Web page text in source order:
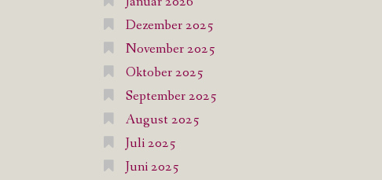
Dezember 2025
November 2025
Oktober 2025
September 2025
August 2025
Juli 2025
Juni 2025